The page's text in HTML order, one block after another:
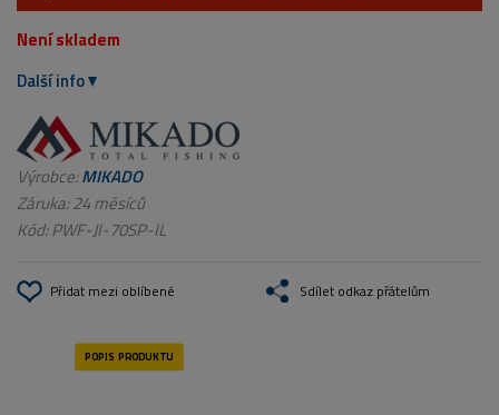
Není skladem
Další info
Výrobce:MIKADO
Záruka: 24 měsíců
Kód:PWF-JI-70SP-IL
Přidat mezi oblíbené Sdílet odkaz přátelům